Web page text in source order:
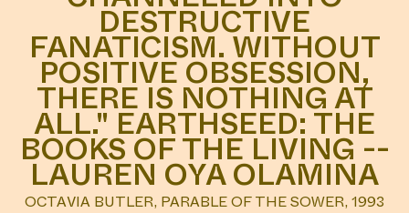
DESTRUCTIVE
FANATICISM. WITHOUT
POSITIVE OBSESSION,
THERE IS NOTHING AT
ALL." EARTHSEED: THE
BOOKS OF THE LIVING --
LAUREN OYA OLAMINA
OCTAVIA BUTLER, PARABLE OF THE SOWER, 1993